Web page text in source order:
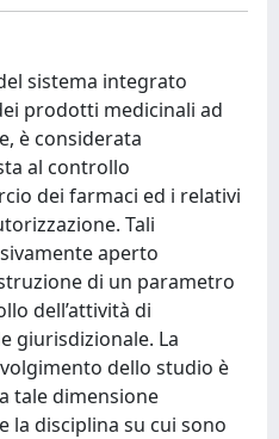
sistema integrato
prodotti medicinali ad
è considerata
al controllo
dei farmaci ed i relativi
Tali
aperto
di un parametro
dell’attività di
giurisdizionale. La
dello studio è
tale dimensione
la disciplina su cui sono